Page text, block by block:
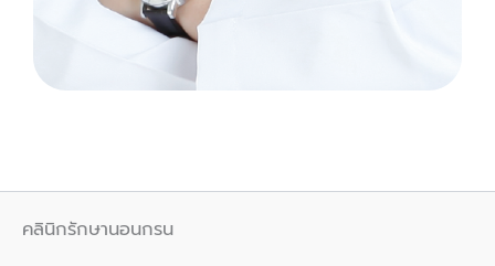
คลินิกรักษานอนกรน